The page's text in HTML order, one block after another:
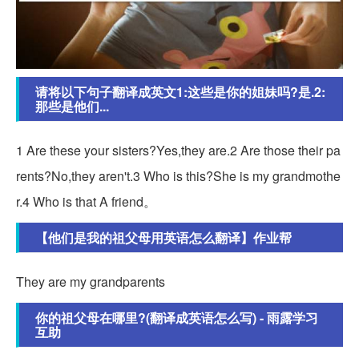
请将以下句子翻译成英文1:这些是你的姐妹吗?是.2:
那些是他们...
1 Are these your sisters?Yes,they are.2 Are those their pa
rents?No,they aren't.3 Who is this?She is my grandmothe
r.4 Who is that A friend。
【他们是我的祖父母用英语怎么翻译】作业帮
They are my grandparents
你的祖父母在哪里?(翻译成英语怎么写) - 雨露学习
互助